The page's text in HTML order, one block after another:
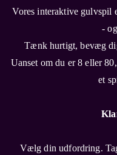
Vores interaktive gulvspil
-
Tænk hurtigt, bevæg
Uanset om du er 8 eller
et
Vælg din udfordring.